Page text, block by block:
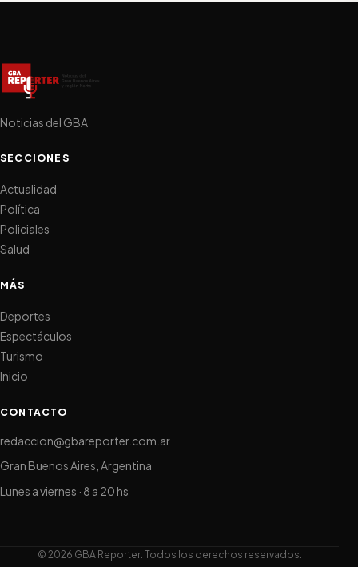
Noticias del GBA
SECCIONES
Actualidad
Política
Policiales
Salud
MÁS
Deportes
Espectáculos
Turismo
Inicio
CONTACTO
redaccion@gbareporter.com.ar
Gran Buenos Aires, Argentina
Lunes a viernes · 8 a 20 hs
© 2026 GBA Reporter. Todos los derechos reservados.